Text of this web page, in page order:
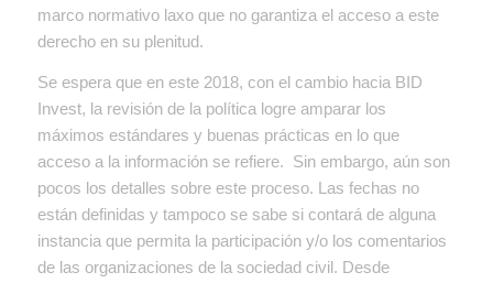
marco normativo laxo que no garantiza el acceso a este
derecho en su plenitud.
Se espera que en este 2018, con el cambio hacia BID
Invest, la revisión de la política logre amparar los
máximos estándares y buenas prácticas en lo que
acceso a la información se refiere. Sin embargo, aún son
pocos los detalles sobre este proceso. Las fechas no
están definidas y tampoco se sabe si contará de alguna
instancia que permita la participación y/o los comentarios
de las organizaciones de la sociedad civil. Desde